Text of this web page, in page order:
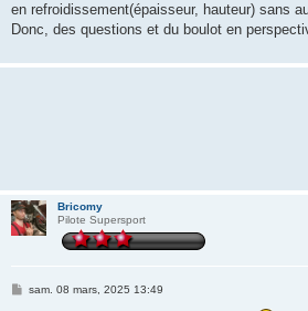
en refroidissement(épaisseur, hauteur) sans
Donc, des questions et du boulot en
Bricomy
Pilote Supersport
Msam. 08 mars, 2025 13:49